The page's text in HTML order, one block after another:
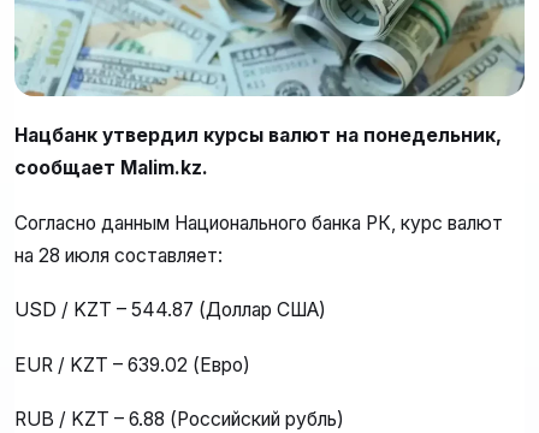
Нацбанк утвердил курсы валют на понедельник,
сообщает Malim.kz.
Согласно данным Национального банка РК, курс валют
на 28 июля составляет:
USD / KZT – 544.87 (Доллар США)
EUR / KZT – 639.02 (Евро)
RUB / KZT – 6.88 (Российский рубль)